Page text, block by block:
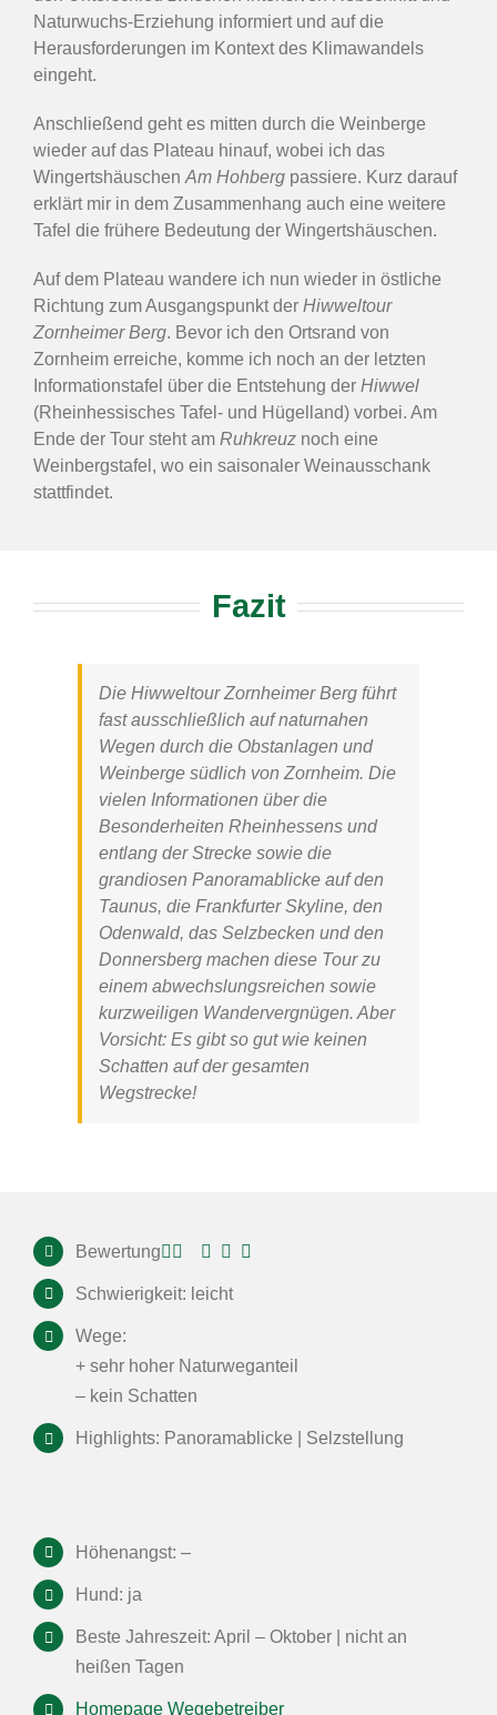
Naturwuchs-Erziehung informiert und auf die
Herausforderungen im Kontext des Klimawandels
eingeht.
Anschließend geht es mitten durch die Weinberge
wieder auf das Plateau hinauf, wobei ich das
Wingertshäuschen Am Hohberg passiere. Kurz darauf
erklärt mir in dem Zusammenhang auch eine weitere
Tafel die frühere Bedeutung der Wingertshäuschen.
Auf dem Plateau wandere ich nun wieder in östliche
Richtung zum Ausgangspunkt der Hiwweltour
Zornheimer Berg. Bevor ich den Ortsrand von
Zornheim erreiche, komme ich noch an der letzten
Informationstafel über die Entstehung der Hiwwel
(Rheinhessisches Tafel- und Hügelland) vorbei. Am
Ende der Tour steht am Ruhkreuz noch eine
Weinbergstafel, wo ein saisonaler Weinausschank
stattfindet.
Fazit
Die Hiwweltour ZornheimerBerg führt
fast ausschließlich auf naturnahen
Wegen durch die Obstanlagen und
Weinberge südlich von Zornheim. Die
vielen Informationen über die
Besonderheiten Rheinhessens und
entlang der Strecke sowie die
grandiosen Panoramablicke auf den
Taunus, die Frankfurter Skyline, den
Odenwald, das Selzbecken und den
Donnersberg machen diese Tour zu
einem abwechslungsreichen sowie
kurzweiligen Wandervergnügen. Aber
Vorsicht: Es gibt so gut wie keinen
Schatten auf der gesamten
Wegstrecke!
Bewertung
Schwierigkeit: leicht
Wege:
+ sehr hoher Naturweganteil
– kein Schatten
Highlights: Panoramablicke | Selzstellung
Höhenangst: –
Hund: ja
Beste Jahreszeit: April – Oktober | nicht an
heißen Tagen
Homepage Wegebetreiber